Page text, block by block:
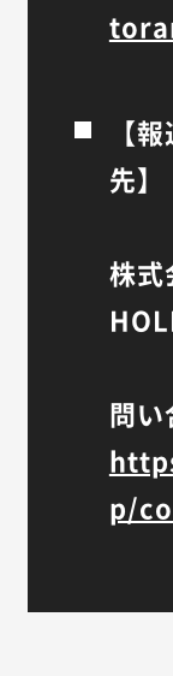
【
先】
株式
問い
p/